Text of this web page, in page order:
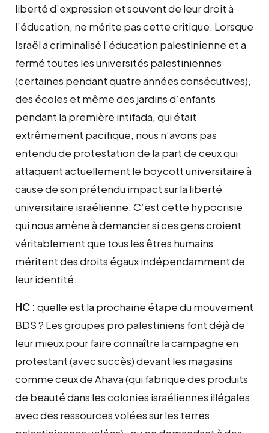
liberté d’expression et souvent de leur droit à
l’éducation, ne mérite pas cette critique. Lorsque
Israël a criminalisé l’éducation palestinienne et a
fermé toutes les universités palestiniennes
(certaines pendant quatre années consécutives),
des écoles et même des jardins d’enfants
pendant la première intifada, qui était
extrêmement pacifique, nous n’avons pas
entendu de protestation de la part de ceux qui
attaquent actuellement le boycott universitaire à
cause de son prétendu impact sur la liberté
universitaire israélienne. C’est cette hypocrisie
qui nous amène à demander si ces gens croient
véritablement que tous les êtres humains
méritent des droits égaux indépendamment de
leur identité.
HC : quelle est la prochaine étape du mouvement
BDS ? Les groupes pro palestiniens font déjà de
leur mieux pour faire connaître la campagne en
protestant (avec succès) devant les magasins
comme ceux de Ahava (qui fabrique des produits
de beauté dans les colonies israéliennes illégales
avec des ressources volées sur les terres